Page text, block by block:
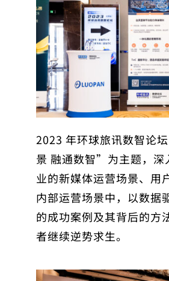
2023 年环球旅讯数智论
景 融通数智”为主题，深
业的新媒体运营场景、用
内部运营场景中，以数据
的成功案例及其背后的方
者继续逆势求生。